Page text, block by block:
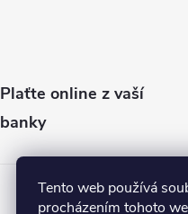
Tento web používá
procházením tohoto
Plaťte online z vaší
banky